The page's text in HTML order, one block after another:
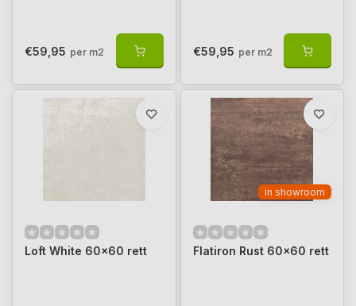
€59,95 per m2 €59,95 per m2
Loft White 60x60 rett
in showroom
Flatiron Rust 60x60 rett